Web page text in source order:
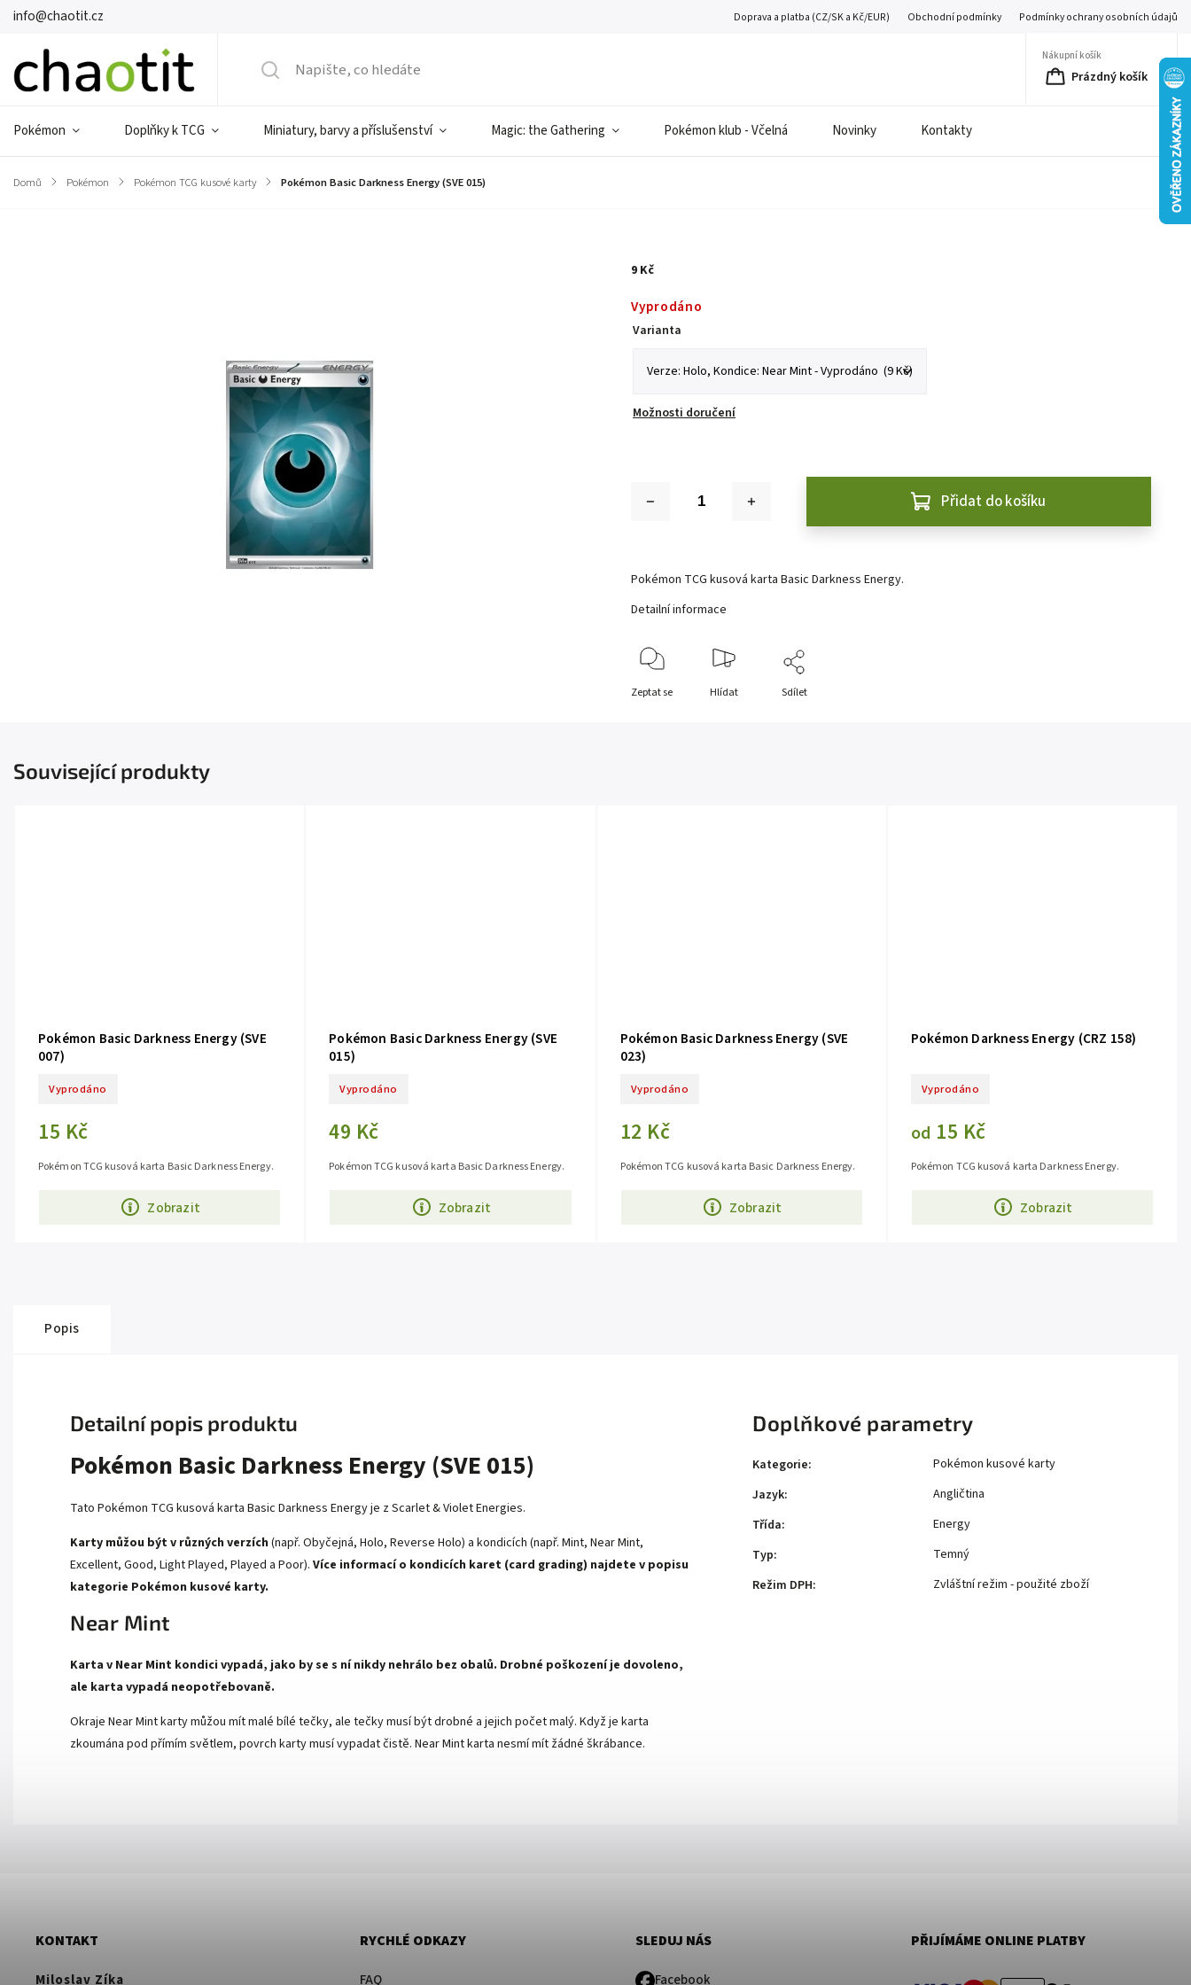
info@chaotit.cz Doprava a platba (CZ/SK a Kč/EUR) Obchodní podmínky Podmínky ochrany osobních údajů
Nákupní košík
Prázdný košík
Pokémon Doplňky k TCG Miniatury, barvy a příslušenství Magic: the Gathering Pokémon klub - Včelná Novinky Kontakty
Domů / Pokémon / Pokémon TCG kusové karty / Pokémon Basic Darkness Energy (SVE 015)
9 Kč
Vyprodáno
Varianta
Možnosti doručení
Přidat do košíku
Pokémon TCG kusová karta Basic Darkness Energy.
Detailní informace
Zeptat se Hlídat Sdílet
Související produkty
Pokémon Basic Darkness Energy (SVE
007)
Vyprodáno
15 Kč
Zobrazit
Pokémon TCG kusová karta Basic Darkness Energy.
Pokémon Basic Darkness Energy (SVE
015)
Vyprodáno
49 Kč
Zobrazit
Pokémon TCG kusová karta Basic Darkness Energy.
Pokémon Basic Darkness Energy (SVE
023)
Vyprodáno
12 Kč
Zobrazit
Pokémon TCG kusová karta Basic Darkness Energy.
Pokémon Darkness Energy (CRZ 158)
Vyprodáno
od 15 Kč
Zobrazit
Pokémon TCG kusová karta Darkness Energy.
Popis
Detailní popis produktu
Pokémon Basic Darkness Energy (SVE 015)
Tato Pokémon TCG kusová karta Basic Darkness Energy je z Scarlet & Violet Energies.
Karty můžou být v různých verzích (např. Obyčejná, Holo, Reverse Holo) a kondicích (např. Mint, Near Mint,
Excellent, Good, Light Played, Played a Poor). Více informací o kondicích karet (card grading) najdete v popisu
kategorie Pokémon kusové karty.
Near Mint
Karta v Near Mint kondici vypadá, jako by se s ní nikdy nehrálo bez obalů. Drobné poškození je dovoleno,
ale karta vypadá neopotřebovaně.
Okraje Near Mint karty můžou mít malé bílé tečky, ale tečky musí být drobné a jejich počet malý. Když je karta
zkoumána pod přímím světlem, povrch karty musí vypadat čistě. Near Mint karta nesmí mít žádné škrábance.
Doplňkové parametry
Kategorie:
Pokémon kusové karty
Jazyk:
Angličtina
Třída:
Energy
Typ:
Temný
Režim DPH: Zvláštní režim - použité zboží
KONTAKT
Miloslav Zíka
RYCHLÉ ODKAZY
FAQ
SLEDUJ NÁS
Facebook
PŘIJÍMÁME ONLINE PLATBY